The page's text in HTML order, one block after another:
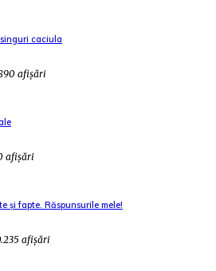
caciula
afișări
afișări
și fapte. Răspunsurile mele!
afișări